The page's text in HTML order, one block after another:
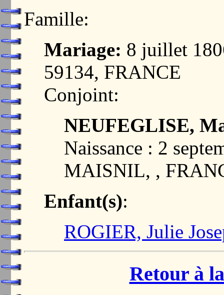
Famille:
Mariage: 8 juillet
59134, FRANCE
Conjoint:
NEUFEGLISE,
Naissance : 2
MAISNIL, ,
Enfant(s):
ROGIER, Julie
Retour à